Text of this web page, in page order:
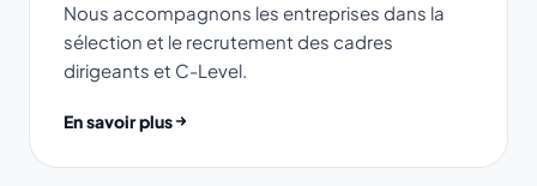
Nous accompagnons les entreprises dans la
sélection et le recrutement des cadres
dirigeants et C-Level.
En savoir plus